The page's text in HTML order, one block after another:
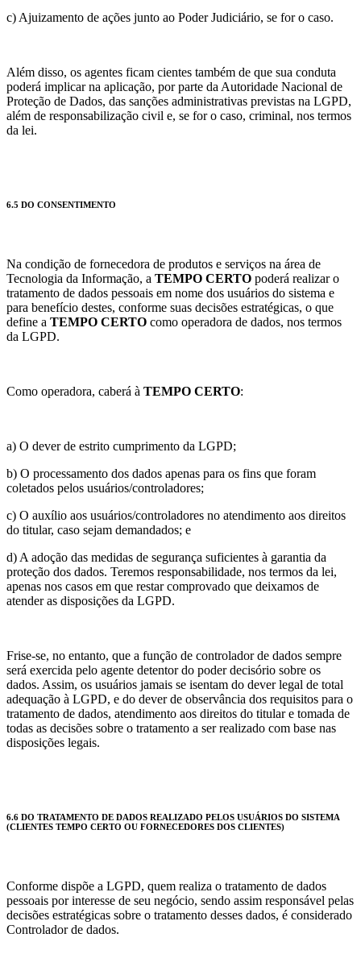
c) Ajuizamento de ações junto ao Poder Judiciário, se for o caso.
Além disso, os agentes ficam cientes também de que sua conduta
poderá implicar na aplicação, por parte da Autoridade Nacional de
Proteção de Dados, das sanções administrativas previstas na LGPD,
além de responsabilização civil e, se for o caso, criminal, nos termos
da lei.
6.5 DO CONSENTIMENTO
Na condição de fornecedora de produtos e serviços na área de
Tecnologia da Informação, a TEMPO CERTO poderá realizar o
tratamento de dados pessoais em nome dos usuários do sistema e
para benefício destes, conforme suas decisões estratégicas, o que
define a TEMPO CERTO como operadora de dados, nos termos
da LGPD.
Como operadora, caberá à TEMPO CERTO:
a) O dever de estrito cumprimento da LGPD;
b) O processamento dos dados apenas para os fins que foram
coletados pelos usuários/controladores;
c) O auxílio aos usuários/controladores no atendimento aos direitos
do titular, caso sejam demandados; e
d) A adoção das medidas de segurança suficientes à garantia da
proteção dos dados. Teremos responsabilidade, nos termos da lei,
apenas nos casos em que restar comprovado que deixamos de
atender as disposições da LGPD.
Frise-se, no entanto, que a função de controlador de dados sempre
será exercida pelo agente detentor do poder decisório sobre os
dados. Assim, os usuários jamais se isentam do dever legal de total
adequação à LGPD, e do dever de observância dos requisitos para o
tratamento de dados, atendimento aos direitos do titular e tomada de
todas as decisões sobre o tratamento a ser realizado com base nas
disposições legais.
6.6 DO TRATAMENTO DE DADOS REALIZADO PELOS USUÁRIOS DO SISTEMA
(CLIENTES TEMPO CERTO OU FORNECEDORES DOS CLIENTES)
Conforme dispõe a LGPD, quem realiza o tratamento de dados
pessoais por interesse de seu negócio, sendo assim responsável pelas
decisões estratégicas sobre o tratamento desses dados, é considerado
Controlador de dados.